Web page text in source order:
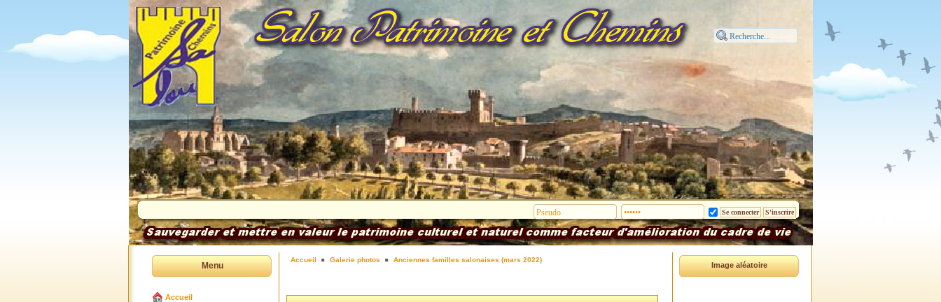
Menu
Accueil
Image aléatoire
Accueil Galerie photos Anciennes familles salonaises (mars 2022)